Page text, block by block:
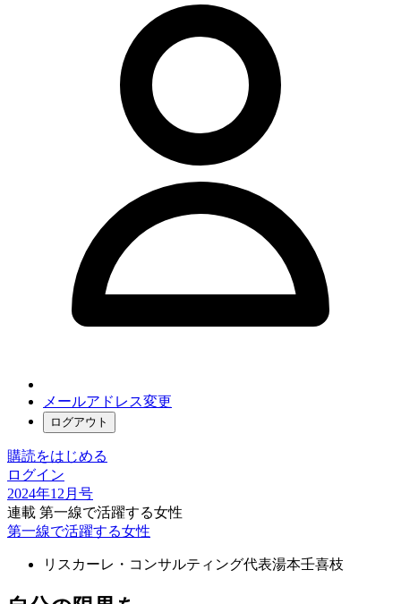
メールアドレス変更
ログアウト
購読をはじめる
ログイン
2024年12月号
連載 第一線で活躍する女性
第一線で活躍する女性
リスカーレ・コンサルティング代表湯本壬喜枝